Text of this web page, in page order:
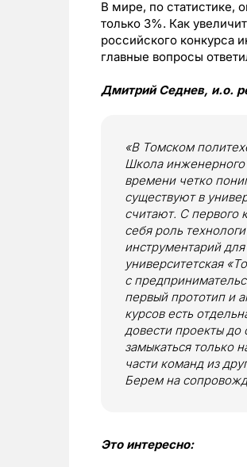
В мире, по статистике,
только 3%. Как
российского конкурса
главные вопросы
Дмитрий Седнев, и.о.
«В Томском
Школа
времени четко
существуют в
считают. С первого
себя роль
инструментарий
университетская
с
первый прототип и
курсов есть
довести проекты до
замыкаться только
части команд из
Берем на
Это интересно: